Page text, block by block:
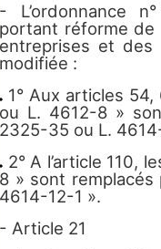
- L’ordonnance
portant réforme
entreprises et des
modifiée :
1° Aux articles
ou L. 4612-8 »
2325-35 ou L.
2° A l’article 110,
8 » sont
4614-12-1 ».
- Article 21